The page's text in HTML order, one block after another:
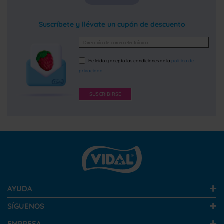
Suscríbete y llévate un cupón de descuento
He leído y acepto las condiciones de la política de
privacidad
SUSCRIBIRSE
AYUDA
SÍGUENOS